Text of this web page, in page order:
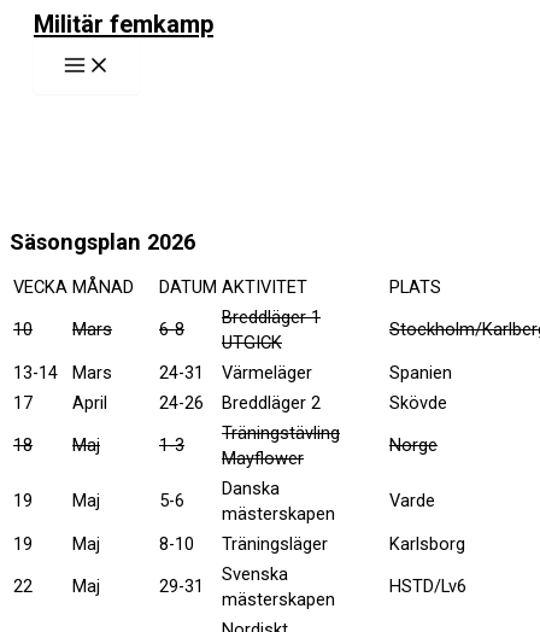
Hoppa
innehåll
Militär femkamp
Main
Menu
Säsongsplan 2026
VECKA MÅNAD DATUM AKTIVITET
PLATS
10
Mars 6-8
Breddläger 1
UTGICK
Stockholm/
13-14
Mars 24-31 Värmeläger
Spanien
17
April 24-26 Breddläger 2
Skövde
18
Maj 1-3
Träningstävling
Mayflower
Norge
19 Maj 5-6
Danska
mästerskapen
Varde
19
Maj 8-10 Träningsläger
Karlsborg
22
Maj 29-31
Svenska
mästerskapen
HSTD/Lv6